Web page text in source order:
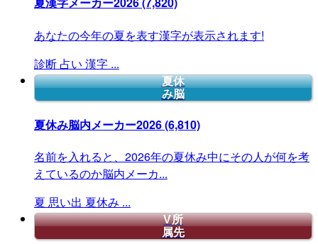
あなたの今年の夏を表す漢字が表示されます!
診断 占い 漢字 ...
夏休
み脳
夏休み脳内メーカー2026(6,810)
名前を入れると、2026年の夏休み中にその人が何を考
えているのか脳内メーカ...
夏 思い出 夏休み ...
V所
属先